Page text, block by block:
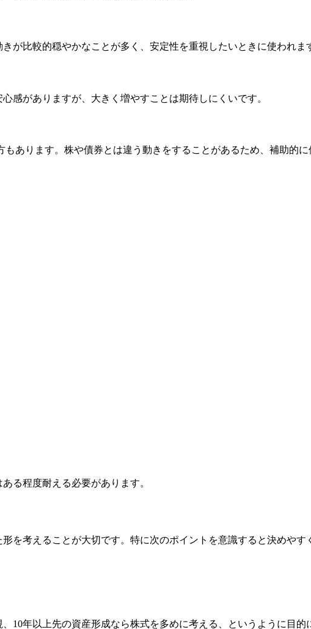
が比較的穏やかなことが多く、安定性を重視したいときに使われま
感がありますが、大きく増やすことは期待しにくいです。
あります。株や債券とは違う動きをすることがあるため、補助的に
る程度耐える必要があります。
を考えることが大切です。特に次のポイントを意識すると決めやす
10年以上先の資産形成なら株式を多めに考える、というように目的